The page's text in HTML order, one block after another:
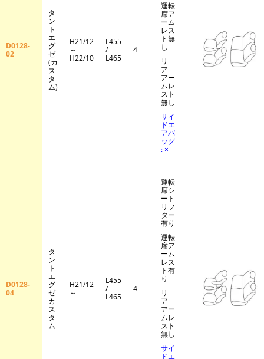
D0128-
02
タ
ン
ト
エ
グ
ゼ
(カ
ス
タ
ム)
H21/12
～
H22/10
L455
/
L465
4
運転
席ア
ーム
レス
ト無
し
リ
ア
アー
ムレ
スト
無し
サイ
ドエ
アバ
ッグ
: ×
D0128-
04
タ
ン
ト
エ
グ
ゼ
カ
ス
タ
ム
H21/12
～
L455
/
L465
4
運転
席シ
ート
リフ
ター
有り
運転
席ア
ーム
レス
ト有
り
リ
ア
アー
ムレ
スト
無し
サイ
ドエ